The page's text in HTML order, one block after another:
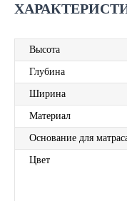
Высота
Глубина
Ширина
Материал
Основание для
Цвет